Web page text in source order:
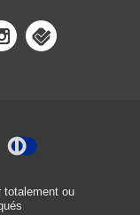
totalement ou